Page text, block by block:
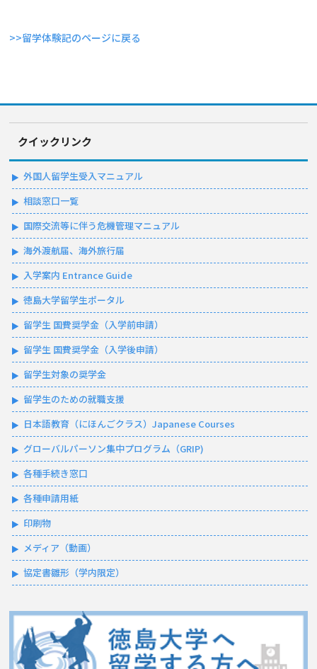
>>留学体験記のページに戻る
クイックリンク
外国人留学生受入マニュアル
相談窓口一覧
国際交流等に伴う危機管理マニュアル
海外渡航届、海外旅行届
入学案内 Entrance Guide
徳島大学留学生ポータル
留学生 国費奨学金（入学前申請）
留学生 国費奨学金（入学後申請）
留学生対象の奨学金
留学生のための就職支援
日本語教育（にほんごクラス）Japanese Courses
グローバルパーソン集中プログラム（GRIP)
各種手続き窓口
各種申請用紙
印刷物
メディア（動画）
協定書雛形（学内限定）